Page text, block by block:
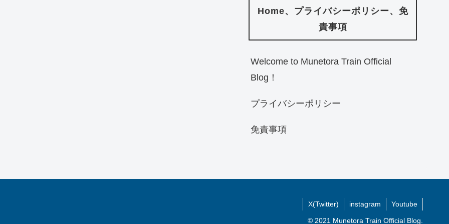
Home、プライバシーポリシー、免
責事項
Welcome to Munetora Train Official
Blog！
プライバシーポリシー
免責事項
X(Twitter) instagram Youtube
© 2021 Munetora Train Official Blog.